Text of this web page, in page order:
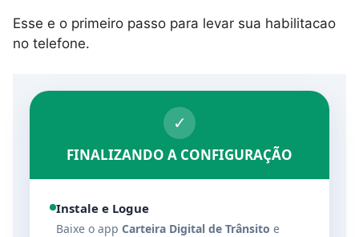
Esse e o primeiro passo para levar sua habilitacao
no telefone.
✓
FINALIZANDO A CONFIGURAÇÃO
Instale e Logue
Baixe o app Carteira Digital de Trânsito e